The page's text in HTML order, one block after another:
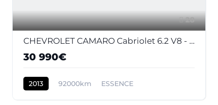
28
CHEVROLET CAMARO Cabriolet 6.2 V8 - 432 2011 CABRIOLET . PHASE 1
30 990€
2013 92000km ESSENCE